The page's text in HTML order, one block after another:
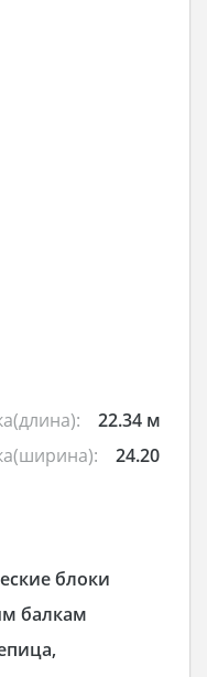
22.34 м
24.20
блоки
балкам